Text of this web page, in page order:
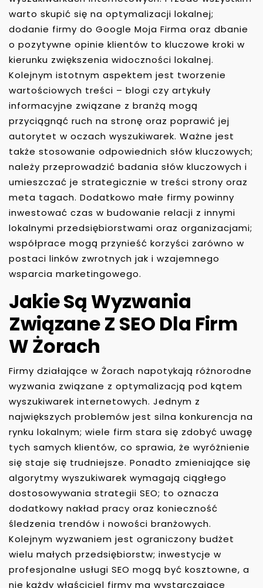
warto skupić się na optymalizacji lokalnej;
dodanie firmy do Google Moja Firma oraz dbanie
o pozytywne opinie klientów to kluczowe kroki w
kierunku zwiększenia widoczności lokalnej.
Kolejnym istotnym aspektem jest tworzenie
wartościowych treści – blogi czy artykuły
informacyjne związane z branżą mogą
przyciągnąć ruch na stronę oraz poprawić jej
autorytet w oczach wyszukiwarek. Ważne jest
także stosowanie odpowiednich słów kluczowych;
należy przeprowadzić badania słów kluczowych i
umieszczać je strategicznie w treści strony oraz
meta tagach. Dodatkowo małe firmy powinny
inwestować czas w budowanie relacji z innymi
lokalnymi przedsiębiorstwami oraz organizacjami;
współprace mogą przynieść korzyści zarówno w
postaci linków zwrotnych jak i wzajemnego
wsparcia marketingowego.
Jakie Są Wyzwania
Związane Z SEO Dla Firm
W Żorach
Firmy działające w Żorach napotykają różnorodne
wyzwania związane z optymalizacją pod kątem
wyszukiwarek internetowych. Jednym z
największych problemów jest silna konkurencja na
rynku lokalnym; wiele firm stara się zdobyć uwagę
tych samych klientów, co sprawia, że wyróżnienie
się staje się trudniejsze. Ponadto zmieniające się
algorytmy wyszukiwarek wymagają ciągłego
dostosowywania strategii SEO; to oznacza
dodatkowy nakład pracy oraz konieczność
śledzenia trendów i nowości branżowych.
Kolejnym wyzwaniem jest ograniczony budżet
wielu małych przedsiębiorstw; inwestycje w
profesjonalne usługi SEO mogą być kosztowne, a
nie każdy właściciel firmy ma wystarczające